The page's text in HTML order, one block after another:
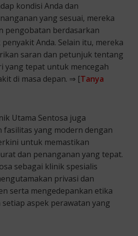
kondisi Anda dan
yang sesuai, mereka
pengobatan berdasarkan
Anda. Selain itu, mereka
saran dan petunjuk tentang
yang tepat untuk mencegah
di masa depan. ⇒ [Tanya
Utama Sentosa juga
fasilitas yang modern dengan
untuk memastikan
dan penanganan yang tepat.
sebagai klinik spesialis
privasi dan
serta mengedepankan etika
aspek perawatan yang